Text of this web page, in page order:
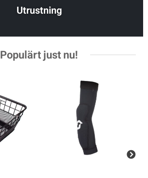
Utrustning
Populärt just nu!